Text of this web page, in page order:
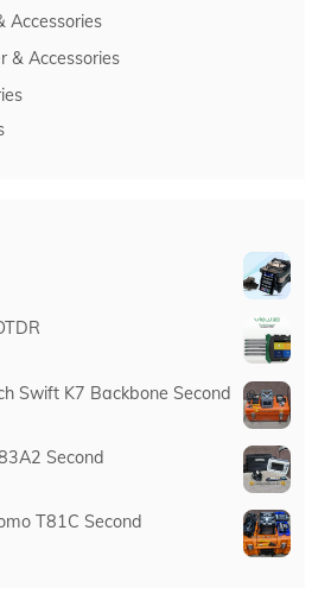
Accessories
& Accessories
Swift K7 Backbone Second
Second
T81C Second